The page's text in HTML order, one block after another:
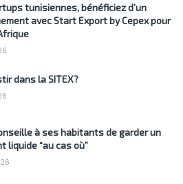
tunisiennes, bénéficiez d’un
avec Start Export by Cepex pour
dans la SITEX?
à ses habitants de garder un
liquide “au cas où”